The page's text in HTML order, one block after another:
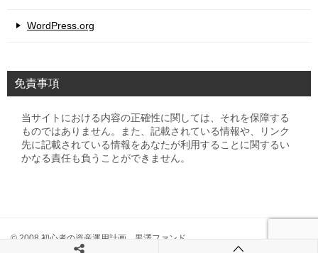
WordPress.org
免責事項
当サイトにおける内容の正確性に関しては、それを保障する
ものではありません。また、記載されている情報や、リンク
先に記載されている情報をあなたが利用することに関するい
かなる責任も負うことができません。
© 2008 初心者の資産運用計画 黒澤ファンド